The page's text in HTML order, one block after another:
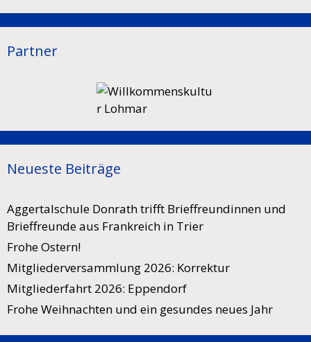
Partner
Neueste Beiträge
Aggertalschule Donrath trifft Brieffreundinnen und
Brieffreunde aus Frankreich in Trier
Frohe Ostern!
Mitgliederversammlung 2026: Korrektur
Mitgliederfahrt 2026: Eppendorf
Frohe Weihnachten und ein gesundes neues Jahr